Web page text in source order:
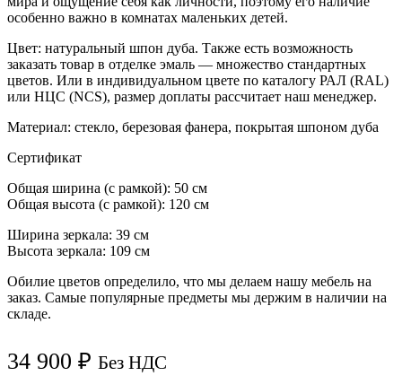
особенно важно в комнатах маленьких детей.
Цвет: натуральный шпон дуба. Также есть возможность
заказать товар в отделке эмаль — множество стандартных
цветов. Или в индивидуальном цвете по каталогу РАЛ (RAL)
или НЦС (NCS), размер доплаты рассчитает наш менеджер.
Материал: стекло, березовая фанера, покрытая шпоном дуба
Сертификат
Общая ширина (с рамкой): 50 см
Общая высота (с рамкой): 120 см
Ширина зеркала: 39 см
Высота зеркала: 109 см
Обилие цветов определило, что мы делаем нашу мебель на
заказ. Самые популярные предметы мы держим в наличии на
складе.
34 900 ₽ Без НДС